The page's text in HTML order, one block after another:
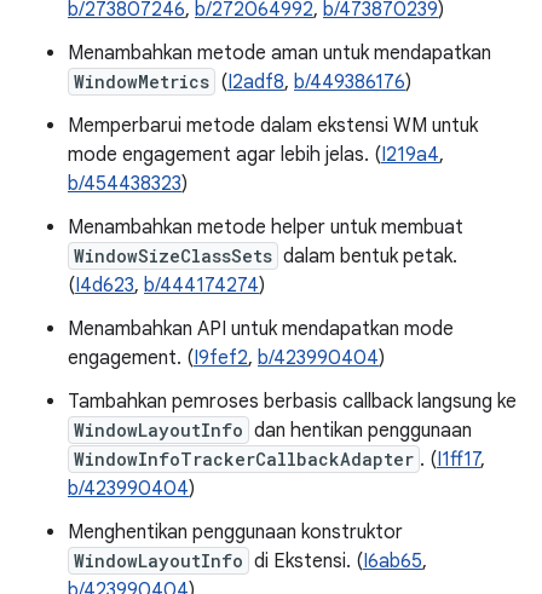
b/273807246, b/272064992, b/473870239)
Menambahkan metode aman untuk mendapatkan
WindowMetrics (I2adf8, b/449386176)
Memperbarui metode dalam ekstensi WM untuk
mode engagement agar lebih jelas. (I219a4,
b/454438323)
Menambahkan metode helper untuk membuat
WindowSizeClassSets dalam bentuk petak.
(I4d623, b/444174274)
Menambahkan API untuk mendapatkan mode
engagement. (I9fef2, b/423990404)
Tambahkan pemroses berbasis callback langsung ke
WindowLayoutInfo dan hentikan penggunaan
WindowInfoTrackerCallbackAdapter . (I1ff17,
b/423990404)
Menghentikan penggunaan konstruktor
WindowLayoutInfo di Ekstensi. (I6ab65,